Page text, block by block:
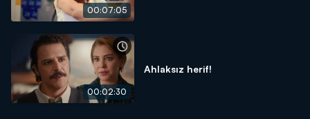
00:07:05
00:02:30
Ahlaksız herif!